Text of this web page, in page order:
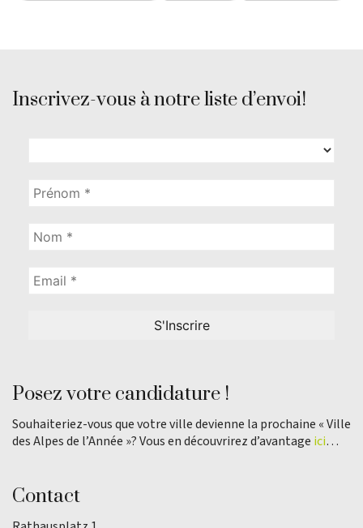
Inscrivez-vous à notre liste d’envoi!
Posez votre candidature !
Souhaiteriez-vous que votre ville devienne la prochaine « Ville
des Alpes de l’Année »? Vous en découvrirez d’avantage ici…
Contact